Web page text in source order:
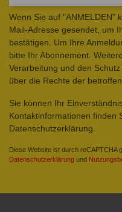
Wenn Sie auf "ANMELDEN"
Mail-Adresse gesendet, um
bestätigen. Um Ihre
bitte Ihr Abonnement.
Verarbeitung und den
über die Rechte der
Sie können Ihr
Kontaktinformationen finden
Datenschutzerklärung.
Diese Website ist durch reCAPTCHA
Datenschutzerklärung und